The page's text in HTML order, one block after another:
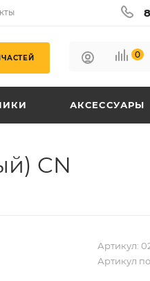
0
АКСЕССУАРЫ
CN
Артикул:
Артикул